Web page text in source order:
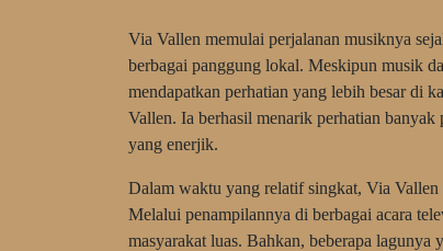
Via Vallen memulai perjalanan musiknya
berbagai panggung lokal. Meskipun musik
mendapatkan perhatian yang lebih besar di
Vallen. Ia berhasil menarik perhatian
yang enerjik.
Dalam waktu yang relatif singkat, Via
Melalui penampilannya di berbagai acara
masyarakat luas. Bahkan, beberapa lagunya